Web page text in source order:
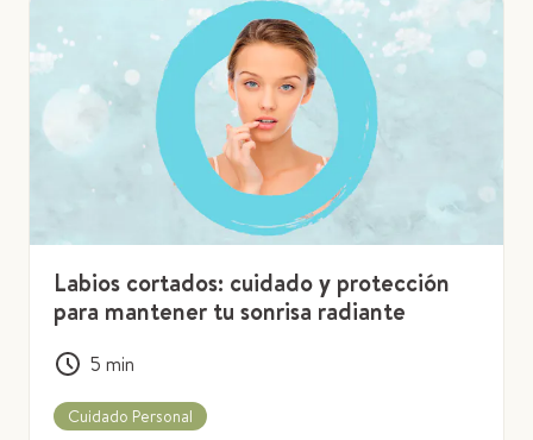
Labios cortados: cuidado y protección
para mantener tu sonrisa radiante
5 min
Cuidado Personal